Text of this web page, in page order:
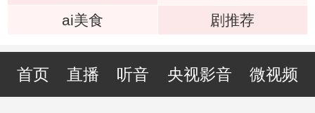
ai美食
剧推荐
首页 直播 听音 央视影音 微视频